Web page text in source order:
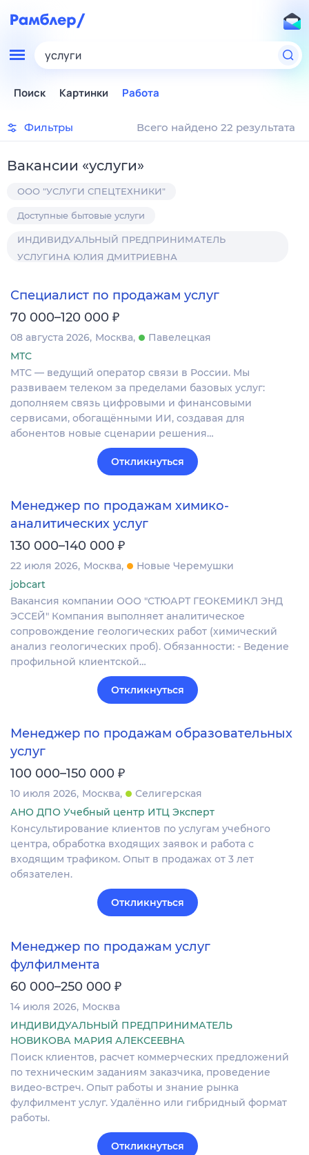
услуги
Поиск Картинки Работа
Фильтры Всего найдено 22 результата
Вакансии «услуги»
ООО "УСЛУГИ СПЕЦТЕХНИКИ"
Доступные бытовые услуги
ИНДИВИДУАЛЬНЫЙ ПРЕДПРИНИМАТЕЛЬ
УСЛУГИНА ЮЛИЯ ДМИТРИЕВНА
Специалист по продажам услуг
70 000–120 000 ₽
08 августа 2026 Москва
Павелецкая
МТС
МТС — ведущий оператор связи в России. Мы
развиваем телеком за пределами базовых услуг:
дополняем связь цифровыми и финансовыми
сервисами, обогащёнными ИИ, создавая для
абонентов новые сценарии решения…
Откликнуться
Менеджер по продажам химико-
аналитических услуг
130 000–140 000 ₽
22 июля 2026 Москва
Новые Черемушки
jobcart
Вакансия компании ООО "СТЮАРТ ГЕОКЕМИКЛ ЭНД
ЭССЕЙ" Компания выполняет аналитическое
сопровождение геологических работ (химический
анализ геологических проб). Обязанности: - Ведение
профильной клиентской…
Откликнуться
Менеджер по продажам образовательных
услуг
100 000–150 000 ₽
10 июля 2026 Москва
Селигерская
АНО ДПО Учебный центр ИТЦ Эксперт
Консультирование клиентов по услугам учебного
центра, обработка входящих заявок и работа с
входящим трафиком. Опыт в продажах от 3 лет
обязателен.
Откликнуться
Менеджер по продажам услуг
фулфилмента
60 000–250 000 ₽
14 июля 2026 Москва
ИНДИВИДУАЛЬНЫЙ ПРЕДПРИНИМАТЕЛЬ
НОВИКОВА МАРИЯ АЛЕКСЕЕВНА
Поиск клиентов, расчет коммерческих предложений
по техническим заданиям заказчика, проведение
видео-встреч. Опыт работы и знание рынка
фулфилмент услуг. Удалённо или гибридный формат
работы.
Откликнуться